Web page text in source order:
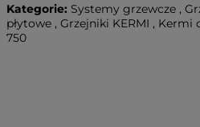
Kategorie: Systemy grzewcze,
płytowe, Grzejniki KERMI , Kermi
750